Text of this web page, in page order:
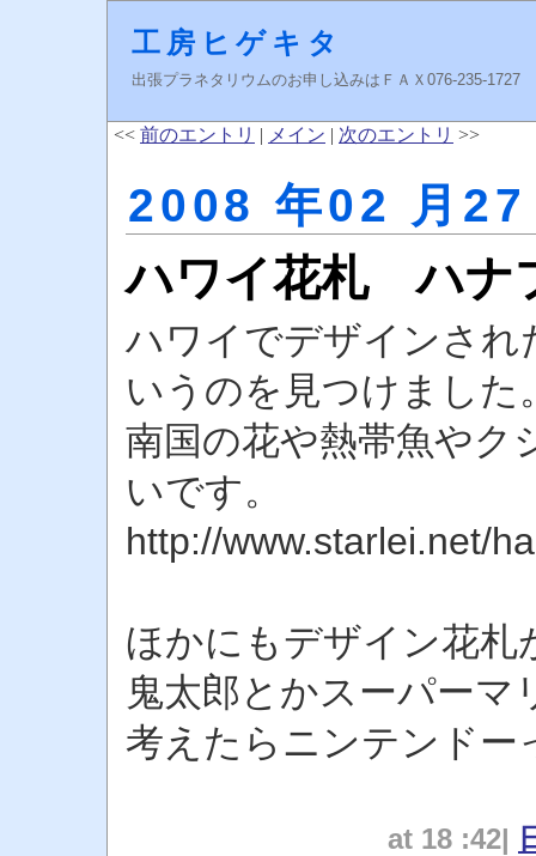
工房ヒゲキタ
出張プラネタリウムのお申し込みはＦＡＸ076-235-
<< 前のエントリ | メイン | 次のエントリ >>
2008 年02 月
ハワイ花札 ハナ
ハワイでデザインさ
いうのを見つけました
南国の花や熱帯魚やク
いです。
http://www.starlei.net/
ほかにもデザイン花
鬼太郎とかスーパーマ
考えたらニンテンドー
at 18 :42|